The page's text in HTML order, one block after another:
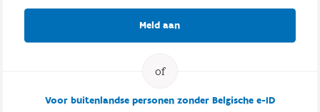
Meld aan
Voor buitenlandse personen zonder Belgische e-ID